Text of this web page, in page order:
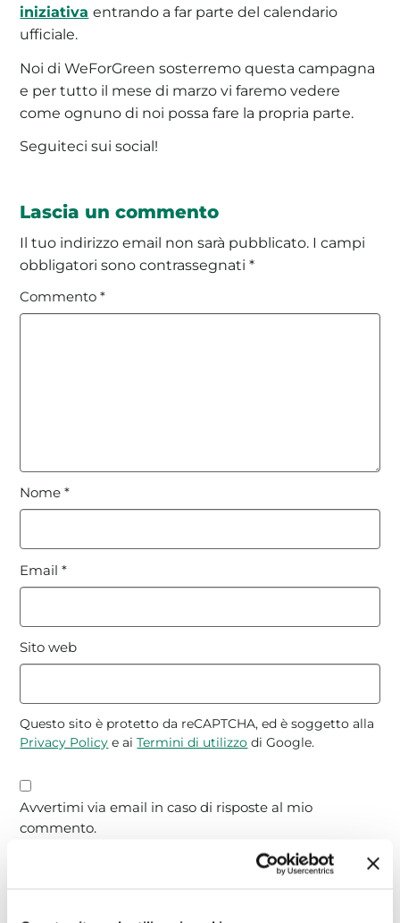
iniziativa entrando a far parte del calendario
ufficiale.
Noi di WeForGreen sosterremo questa campagna
e per tutto il mese di marzo vi faremo vedere
come ognuno di noi possa fare la propria parte.
Seguiteci sui social!
Lascia un commento
Il tuo indirizzo email non sarà pubblicato. I campi
obbligatori sono contrassegnati*
Commento*
Nome*
Email*
Sito web
Questo sito è protetto da reCAPTCHA, ed è soggetto alla
Privacy Policy e aiTermini di utilizzo di Google.
Avvertimi via email in caso di risposte al mio
commento.